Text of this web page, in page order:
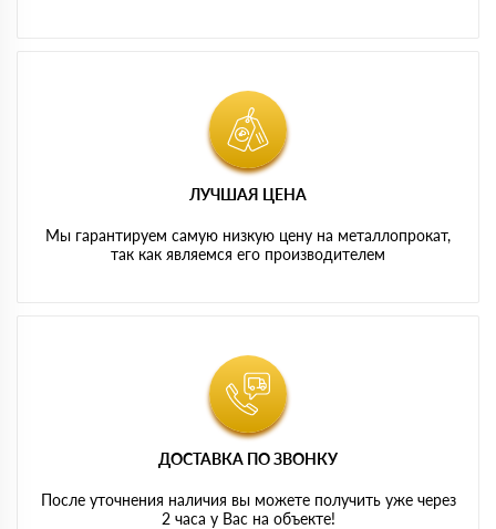
ЛУЧШАЯ ЦЕНА
Мы гарантируем самую низкую цену на металлопрокат,
так как являемся его производителем
ДОСТАВКА ПО ЗВОНКУ
После уточнения наличия вы можете получить уже через
2 часа у Вас на объекте!